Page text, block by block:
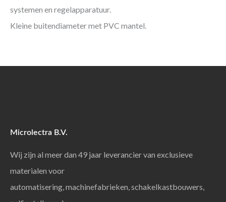
systemen en regelapparatuur.
Kleine buitendiameter met PVC mantel.
Microlectra B.V.
Wij zijn al meer dan 49 jaar leverancier van exclusieve
materialen voor
automatisering, machinefabrieken, schakelkastbouwers,